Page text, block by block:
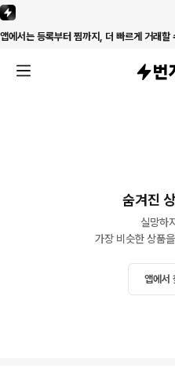
앱에서는 등록부터 찜까지, 더 빠르게 거래할
숨겨진
실망하
가장 비슷한 상품
앱에서